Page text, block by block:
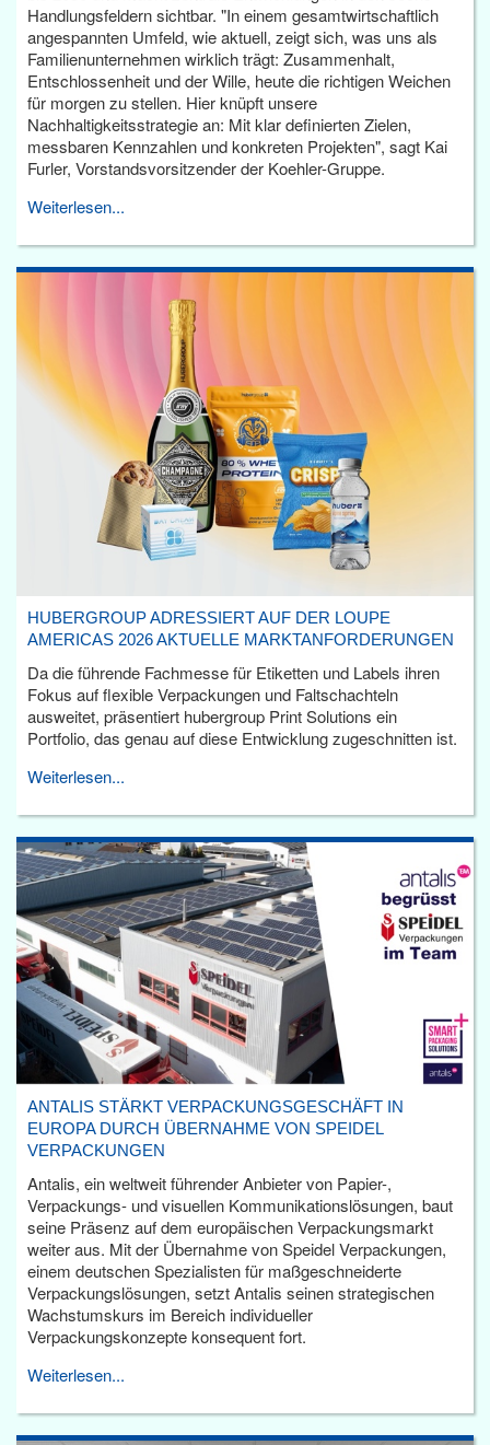
Handlungsfeldern sichtbar. "In einem gesamtwirtschaftlich
angespannten Umfeld, wie aktuell, zeigt sich, was uns als
Familienunternehmen wirklich trägt: Zusammenhalt,
Entschlossenheit und der Wille, heute die richtigen Weichen
für morgen zu stellen. Hier knüpft unsere
Nachhaltigkeitsstrategie an: Mit klar definierten Zielen,
messbaren Kennzahlen und konkreten Projekten", sagt Kai
Furler, Vorstandsvorsitzender der Koehler-Gruppe.
Weiterlesen...
HUBERGROUP ADRESSIERT AUF DER LOUPE
AMERICAS 2026 AKTUELLE MARKTANFORDERUNGEN
Da die führende Fachmesse für Etiketten und Labels ihren
Fokus auf flexible Verpackungen und Faltschachteln
ausweitet, präsentiert hubergroup Print Solutions ein
Portfolio, das genau auf diese Entwicklung zugeschnitten ist.
Weiterlesen...
ANTALIS STÄRKT VERPACKUNGSGESCHÄFT IN
EUROPA DURCH ÜBERNAHME VON SPEIDEL
VERPACKUNGEN
Antalis, ein weltweit führender Anbieter von Papier-,
Verpackungs- und visuellen Kommunikationslösungen, baut
seine Präsenz auf dem europäischen Verpackungsmarkt
weiter aus. Mit der Übernahme von Speidel Verpackungen,
einem deutschen Spezialisten für maßgeschneiderte
Verpackungslösungen, setzt Antalis seinen strategischen
Wachstumskurs im Bereich individueller
Verpackungskonzepte konsequent fort.
Weiterlesen...